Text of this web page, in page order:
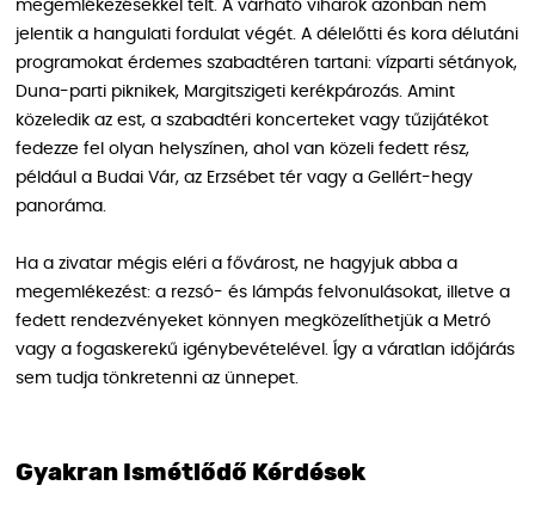
megemlékezésekkel telt. A várható viharok azonban nem
jelentik a hangulati fordulat végét. A délelőtti és kora délutáni
programokat érdemes szabadtéren tartani: vízparti sétányok,
Duna-parti piknikek, Margitszigeti kerékpározás. Amint
közeledik az est, a szabadtéri koncerteket vagy tűzijátékot
fedezze fel olyan helyszínen, ahol van közeli fedett rész,
például a Budai Vár, az Erzsébet tér vagy a Gellért-hegy
panoráma.
Ha a zivatar mégis eléri a fővárost, ne hagyjuk abba a
megemlékezést: a rezsó- és lámpás felvonulásokat, illetve a
fedett rendezvényeket könnyen megközelíthetjük a Metró
vagy a fogaskerekű igénybevételével. Így a váratlan időjárás
sem tudja tönkretenni az ünnepet.
Gyakran Ismétlődő Kérdések